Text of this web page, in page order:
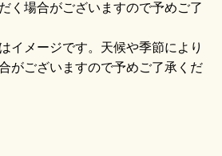
く場合がございますので予めご了
イメージです。天候や季節により
がございますので予めご了承くだ